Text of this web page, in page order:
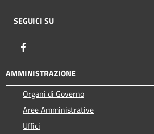
SEGUICI SU
AMMINISTRAZIONE
Organi di Governo
Aree Amministrative
Uffici